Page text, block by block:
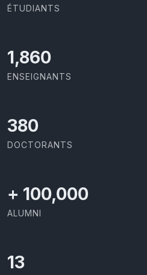
ÉTUDIANTS
2,142
ENSEIGNANTS
437
DOCTORANTS
+ 100,000
ALUMNI
13